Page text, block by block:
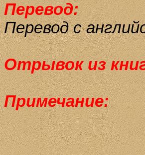
Перевод:
Перевод с
Отрывок из
Примечание: